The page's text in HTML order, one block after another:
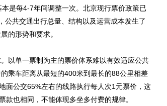
是每4-7年间调整一次。北京现行票价政策已
共交通出行总量、结构以及运营成本发生了
的形势和要求。
单一票制为主的票价体系难以有效适应公共
乘车距离从最短的400米到最长的88公里相差
面公交65%左右的线路执行每人次1元票价，这
也相同，不能体现多坐多付费的规律。